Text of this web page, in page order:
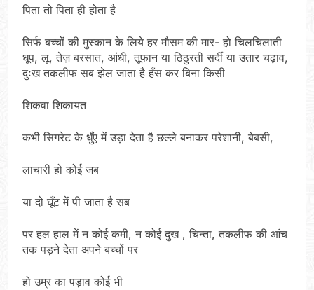
पिता तो पिता ही होता है
सिर्फ बच्चों की मुस्कान के लिये हर मौसम की मार- हो चिलचिलाती
धूप, लू, तेज़ बरसात, आंधी, तूफान या ठिठुरती सर्दी या उतार चढ़ाव,
दुःख तकलीफ सब झेल जाता है हँस कर बिना किसी
शिकवा शिकायत
कभी सिगरेट के धुँए में उड़ा देता है छल्ले बनाकर परेशानी, बेबसी,
लाचारी हो कोई जब
या दो घूँट में पी जाता है सब
पर हल हाल में न कोई कमी, न कोई दुख , चिन्ता, तकलीफ की आंच
तक पड़ने देता अपने बच्चों पर
हो उम्र का पड़ाव कोई भी